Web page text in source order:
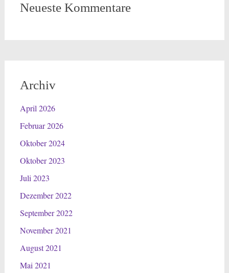
Neueste Kommentare
Archiv
April 2026
Februar 2026
Oktober 2024
Oktober 2023
Juli 2023
Dezember 2022
September 2022
November 2021
August 2021
Mai 2021